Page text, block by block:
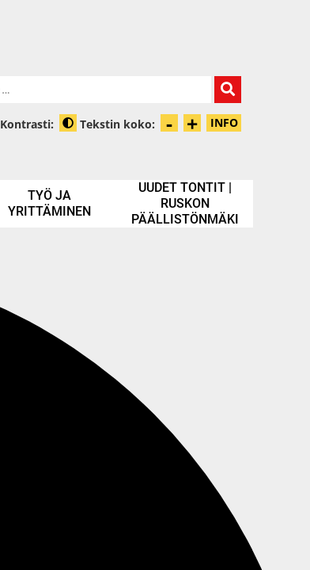
Kontrasti: Muuta kontrastia
Tekstin koko: -Pienennä
+Suurenna
INFO
TYÖ JA
YRITTÄMINEN
UUDET TONTIT |
RUSKON
PÄÄLLISTÖNMÄKI